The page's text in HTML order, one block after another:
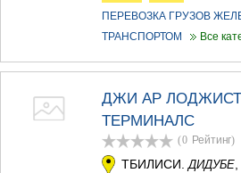
ПЕРЕВОЗКА ГРУЗОВ
ТРАНСПОРТОМ
Все
ДЖИ АР
ТЕРМИНАЛС
(0 Рейтинг)
ТБИЛИСИ. ДИДУБЕ